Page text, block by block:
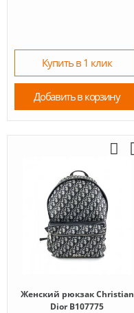
Купить в 1 клик
Добавить в корзину
Женский рюкзак Christian
Dior B107775